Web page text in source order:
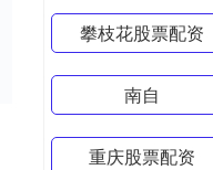
攀枝花股票配资
南自
重庆股票配资